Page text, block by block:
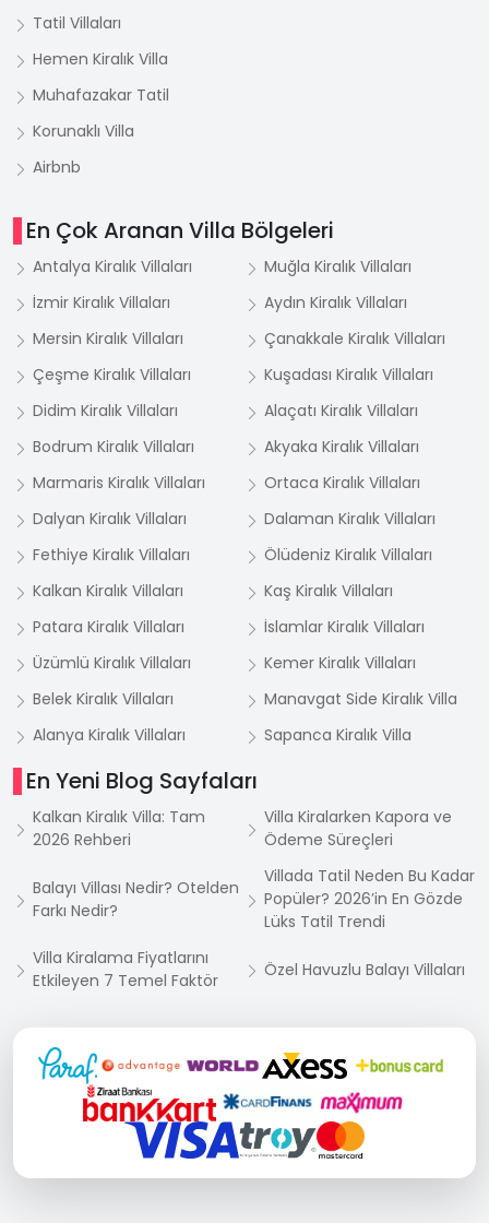
Tatil Villaları
Hemen Kiralık Villa
Muhafazakar Tatil
Korunaklı Villa
Airbnb
En Çok Aranan Villa Bölgeleri
Antalya Kiralık Villaları
Muğla Kiralık Villaları
İzmir Kiralık Villaları
Aydın Kiralık Villaları
Mersin Kiralık Villaları
Çanakkale Kiralık Villaları
Çeşme Kiralık Villaları
Kuşadası Kiralık Villaları
Didim Kiralık Villaları
Alaçatı Kiralık Villaları
Bodrum Kiralık Villaları
Akyaka Kiralık Villaları
Marmaris Kiralık Villaları
Ortaca Kiralık Villaları
Dalyan Kiralık Villaları
Dalaman Kiralık Villaları
Fethiye Kiralık Villaları
Ölüdeniz Kiralık Villaları
Kalkan Kiralık Villaları
Kaş Kiralık Villaları
Patara Kiralık Villaları
İslamlar Kiralık Villaları
Üzümlü Kiralık Villaları
Kemer Kiralık Villaları
Belek Kiralık Villaları
Manavgat Side Kiralık Villa
Alanya Kiralık Villaları
Sapanca Kiralık Villa
En Yeni Blog Sayfaları
Kalkan Kiralık Villa: Tam
2026 Rehberi
Villa Kiralarken Kapora ve
Ödeme Süreçleri
Balayı Villası Nedir? Otelden
Farkı Nedir?
Villada Tatil Neden Bu Kadar
Popüler? 2026’in En Gözde
Lüks Tatil Trendi
Villa Kiralama Fiyatlarını
Etkileyen 7 Temel Faktör
Özel Havuzlu Balayı Villaları